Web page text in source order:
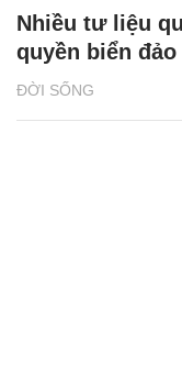
ĐỜI SỐNG
Nhiều tư liệu
quyền biển đảo